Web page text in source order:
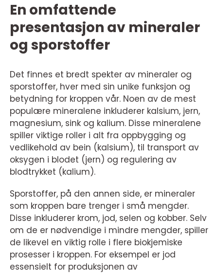
En omfattende
presentasjon av mineraler
og sporstoffer
Det finnes et bredt spekter av mineraler og
sporstoffer, hver med sin unike funksjon og
betydning for kroppen vår. Noen av de mest
populære mineralene inkluderer kalsium, jern,
magnesium, sink og kalium. Disse mineralene
spiller viktige roller i alt fra oppbygging og
vedlikehold av bein (kalsium), til transport av
oksygen i blodet (jern) og regulering av
blodtrykket (kalium).
Sporstoffer, på den annen side, er mineraler
som kroppen bare trenger i små mengder.
Disse inkluderer krom, jod, selen og kobber. Selv
om de er nødvendige i mindre mengder, spiller
de likevel en viktig rolle i flere biokjemiske
prosesser i kroppen. For eksempel er jod
essensielt for produksjonen av